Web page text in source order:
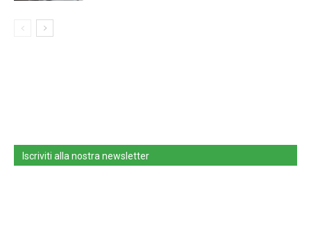
Iscriviti alla nostra newsletter